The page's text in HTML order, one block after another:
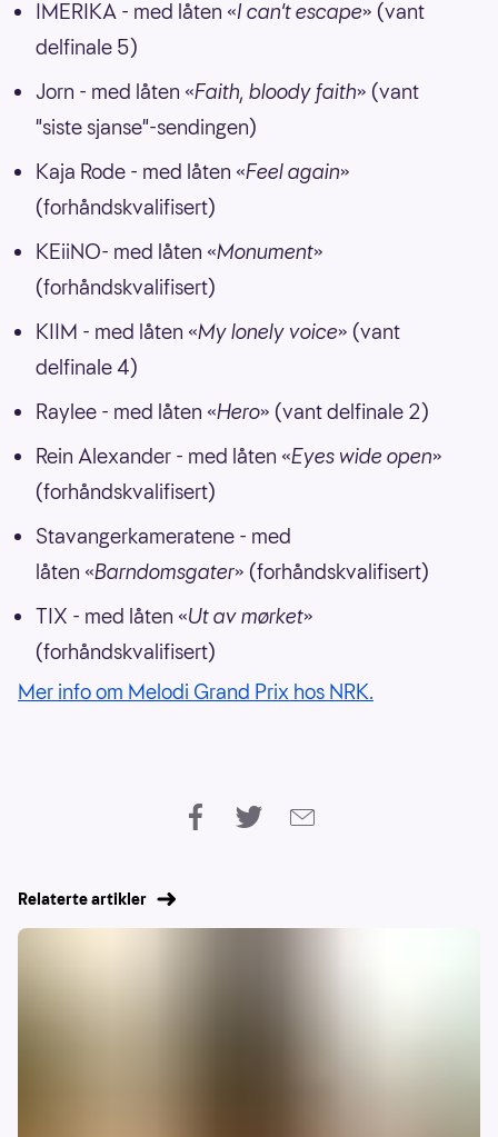
IMERIKA - med låten «I can't escape» (vant
delfinale 5)
Jorn - med låten «Faith, bloody faith» (vant
"siste sjanse"-sendingen)
Kaja Rode - med låten «Feel again»
(forhåndskvalifisert)
KEiiNO- med låten «Monument»
(forhåndskvalifisert)
KIIM - med låten «My lonely voice» (vant
delfinale 4)
Raylee - med låten «Hero» (vant delfinale 2)
Rein Alexander - med låten «Eyes wide open»
(forhåndskvalifisert)
Stavangerkameratene - med
låten «Barndomsgater» (forhåndskvalifisert)
TIX - med låten «Ut av mørket»
(forhåndskvalifisert)
Mer info om Melodi Grand Prix hos NRK.
Relaterte artikler